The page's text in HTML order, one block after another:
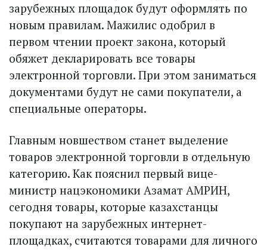
зарубежных площадок будут оформлять по
новым правилам. Мажилис одобрил в
первом чтении проект закона, который
обяжет декларировать все товары
электронной торговли. При этом заниматься
документами будут не сами покупатели, а
специальные операторы.
Главным новшеством станет выделение
товаров электронной торговли в отдельную
категорию. Как пояснил первый вице-
министр нацэкономики Азамат АМРИН,
сегодня товары, которые казахстанцы
покупают на зарубежных интернет-
площадках, считаются товарами для личного